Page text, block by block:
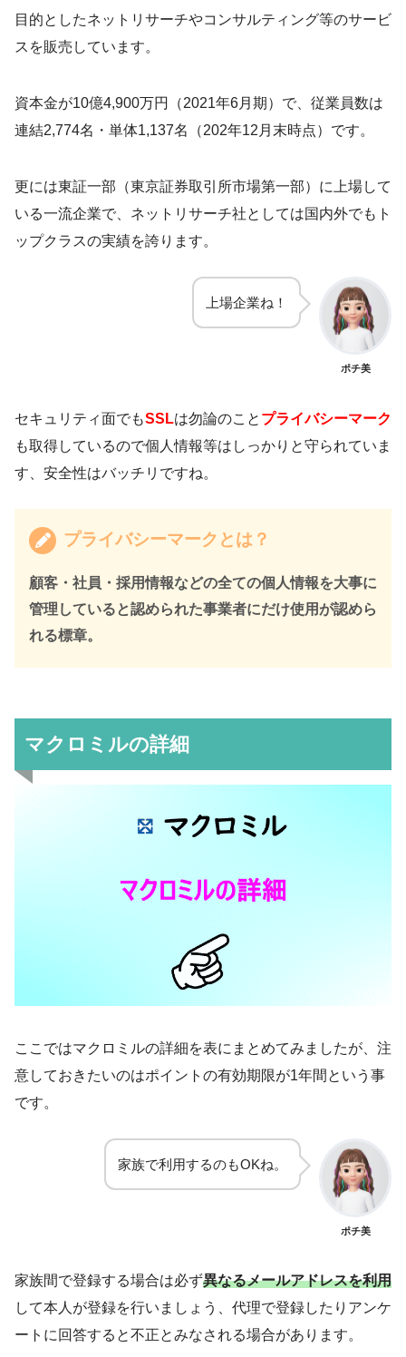
目的としたネットリサーチやコンサルティング等のサービ
スを販売しています。
資本金が10億4,900万円（2021年6月期）で、従業員数は
連結2,774名・単体1,137名（202年12月末時点）です。
更には東証一部（東京証券取引所市場第一部）に上場して
いる一流企業で、ネットリサーチ社としては国内外でもト
ップクラスの実績を誇ります。
上場企業ね！
ポチ美
セキュリティ面でもSSLは勿論のこと プライバシーマーク
も取得しているので個人情報等はしっかりと守られていま
す、安全性はバッチリですね。
プライバシーマークとは？
顧客・社員・採用情報などの全ての個人情報を大事に
管理していると認められた事業者にだけ使用が認めら
れる標章。
マクロミルの詳細
ここではマクロミルの詳細を表にまとめてみましたが、注
意しておきたいのはポイントの有効期限が1年間という事
です。
家族で利用するのもOKね。
ポチ美
家族間で登録する場合は必ず異なるメールアドレスを利用
して本人が登録を行いましょう、代理で登録したりアンケ
ートに回答すると不正とみなされる場合があります。